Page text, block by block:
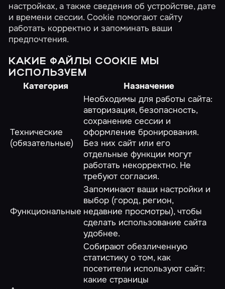
настройках, а также сведения об устройстве, дате
и времени сессии. Cookie помогают сайту
работать корректно и запоминать ваши
предпочтения.
КАКИЕ ФАЙЛЫ COOKIE МЫ
ИСПОЛЬЗУЕМ
Категория Назначение
Технические
(обязательные)
Необходимы для работы сайта:
авторизация, безопасность,
сохранение сессии и
оформление бронирования.
Без них сайт или его
отдельные функции могут
работать некорректно. Не
требуют согласия.
Функциональные
Запоминают ваши настройки и
выбор (город, регион,
недавние просмотры), чтобы
сделать использование сайта
удобнее.
Собирают обезличенную
статистику о том, как
посетители используют сайт:
какие страницы